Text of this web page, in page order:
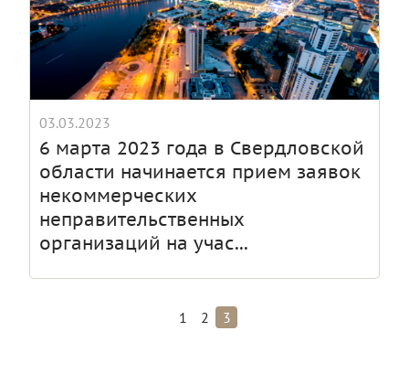
03.03.2023
6 марта 2023 года в Свердловской
области начинается прием заявок
некоммерческих
неправительственных
организаций на учас...
1 2 3